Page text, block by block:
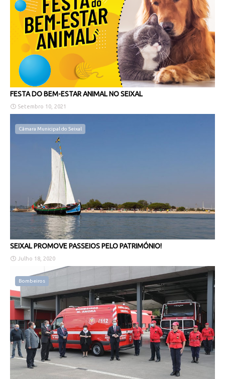
FESTA DO BEM-ESTAR ANIMAL NO SEIXAL
Setembro 10, 2021
Câmara Municipal do Seixal
SEIXAL PROMOVE PASSEIOS PELO PATRIMÓNIO!
Julho 18, 2020
Bombeiros